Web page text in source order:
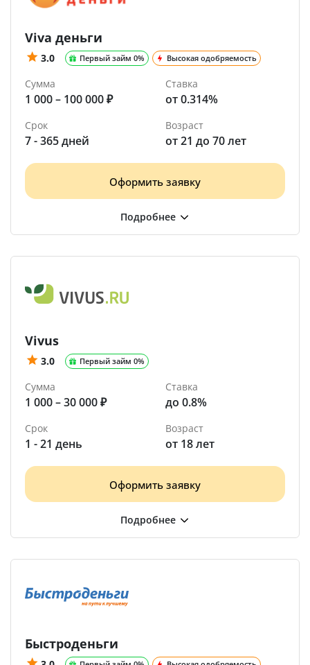
Viva деньги
3.0 Первый займ 0% Высокая одобряемость
Сумма
1 000 – 100 000 ₽
Ставка
от 0.314%
Срок
7 - 365 дней
Возраст
от 21 до 70 лет
Оформить заявку
Vivus
3.0 Первый займ 0%
Сумма
1 000 – 30 000 ₽
Ставка
до 0.8%
Срок
1 - 21 день
Возраст
от 18 лет
Оформить заявку
Быстроденьги